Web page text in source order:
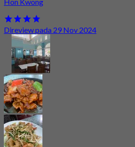
Hon Kwong
Direview pada 29 Nov 2024